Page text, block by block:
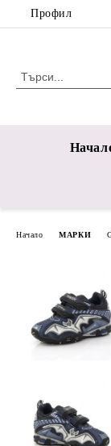
Профил
Начало МАРКИ